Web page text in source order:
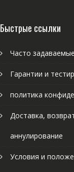
Быстрые ссылки
Часто
Гарантии и
политика
Доставка,
аннулирование
Условия и